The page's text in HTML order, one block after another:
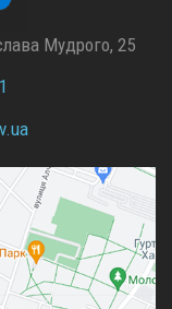
Мудрого, 25
ua